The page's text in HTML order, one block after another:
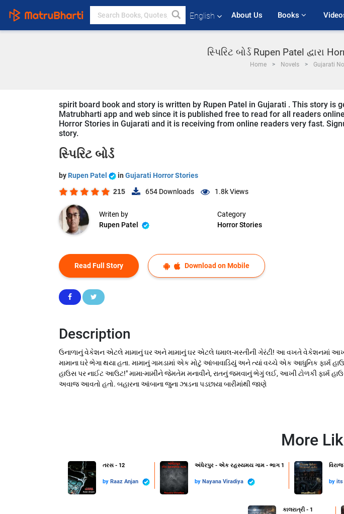
English About Us Books
સ્પિરિટ બોર્ડ Rupen Patel દ્વારા
Home Novels Gujarati
spirit board book and story is written by Rupen Patel in Gujarati . This story is
Matrubharti app and web since it is published free to read for all readers
Horror Stories in Gujarati and it is receiving from online readers very fast.
story.
સ્પિરિટ બોર્ડ
by Rupen Patel in Gujarati Horror Stories
215 654 Downloads 1.8kViews
Writen by
Rupen Patel
Category
Horror Stories
Read Full Story Download on Mobile
Description
ઉનાળાનું વેકેશન એટલે મામાનું ઘર અને મામાનું ઘર એટલે ધમાલ-મસ્તીની ગેરંટી! આ વખતે વેકેશનમાં આખા
મામાના ઘરે ભેગા થયા હતા. મામાનું ગામડામાં એક મોટું આંબાવાડિયું અને ત્યાં વચ્ચે એક આધુનિક ફાર્મ
હાઉસ પર નાઈટ આઉટ!" મામા-મામીને જેમતેમ મનાવીને, રાતનું જમવાનું ભેગું લઈ, આખી ટોળકી ફાર્મ
અવાજ આવતો હતો. બહારના આંબાના જુના ઝાડના પડછાયા બારીમાંથી જાણે
More
તરસ - 12
by Raaz Anjan
અંધેરપુર - એક રહસ્યમય ગામ - ભાગ 1
by Nayana Viradiya by its
કાલરાત્રી - 1